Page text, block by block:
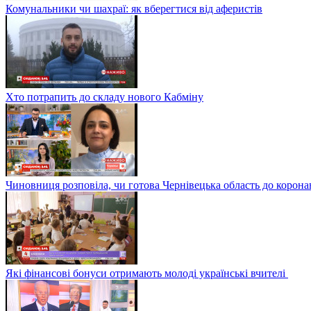
Комунальники чи шахраї: як вберегтися від аферистів
Хто потрапить до складу нового Кабміну
Чиновниця розповіла, чи готова Чернівецька область до
Які фінансові бонуси отримають молоді українські вчителі